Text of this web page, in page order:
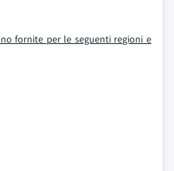
fornite per le seguenti regioni e